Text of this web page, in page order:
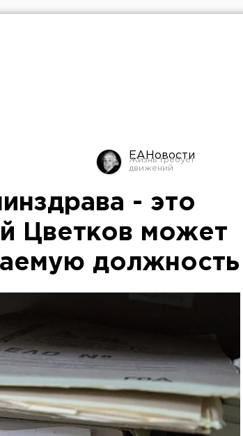
ЕАНовости
- это
Цветков может
должность